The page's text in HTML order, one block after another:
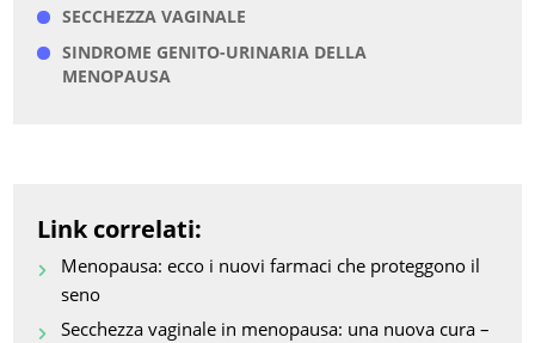
SECCHEZZA VAGINALE
SINDROME GENITO-URINARIA DELLA
MENOPAUSA
Link correlati:
Menopausa: ecco i nuovi farmaci che proteggono il
seno
Secchezza vaginale in menopausa: una nuova cura –